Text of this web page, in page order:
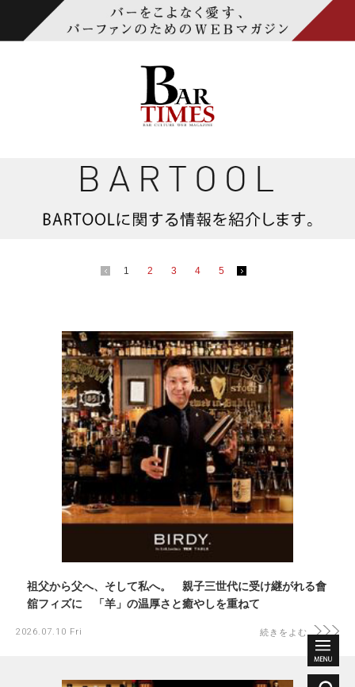
1 2 3 4 5
祖父から父へ、そして私へ。 親子三世代に受け継がれる會
舘フィズに 「羊」の温厚さと癒やしを重ねて
2026.07.10 Fri 続きをよむ